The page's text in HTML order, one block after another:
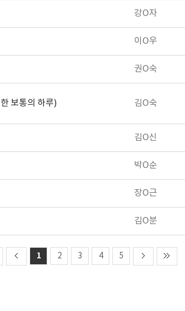
강O자
이O우
권O숙
보통의 하루) 김O숙
김O신
박O순
장O근
김O분
1 2 3 4 5